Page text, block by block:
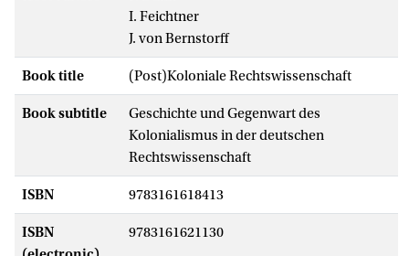
I. Feichtner
J. von Bernstorff
Book title (Post)Koloniale Rechtswissenschaft
Book subtitle
Geschichte und Gegenwart des
Kolonialismus in der deutschen
Rechtswissenschaft
ISBN 9783161618413
ISBN
9783161621130